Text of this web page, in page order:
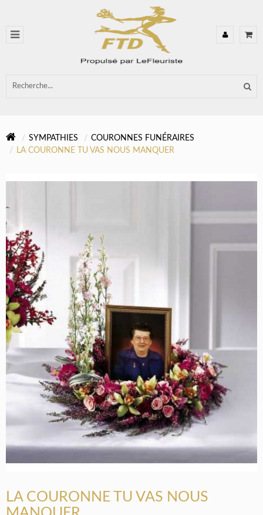
SYMPATHIES
COURONNES FUNÉRAIRES
LA COURONNE TU VAS NOUS MANQUER
LA COURONNE TU VAS NOUS